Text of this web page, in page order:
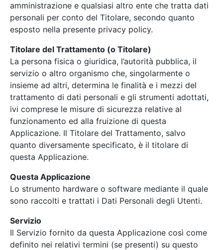
amministrazione e qualsiasi altro ente che tratta dati
personali per conto del Titolare, secondo quanto
esposto nella presente privacy policy.
Titolare del Trattamento (o Titolare)
La persona fisica o giuridica, l’autorità pubblica, il
servizio o altro organismo che, singolarmente o
insieme ad altri, determina le finalità e i mezzi del
trattamento di dati personali e gli strumenti adottati,
ivi comprese le misure di sicurezza relative al
funzionamento ed alla fruizione di questa
Applicazione. Il Titolare del Trattamento, salvo
quanto diversamente specificato, è il titolare di
questa Applicazione.
Questa Applicazione
Lo strumento hardware o software mediante il quale
sono raccolti e trattati i Dati Personali degli Utenti.
Servizio
Il Servizio fornito da questa Applicazione così come
definito nei relativi termini (se presenti) su questo